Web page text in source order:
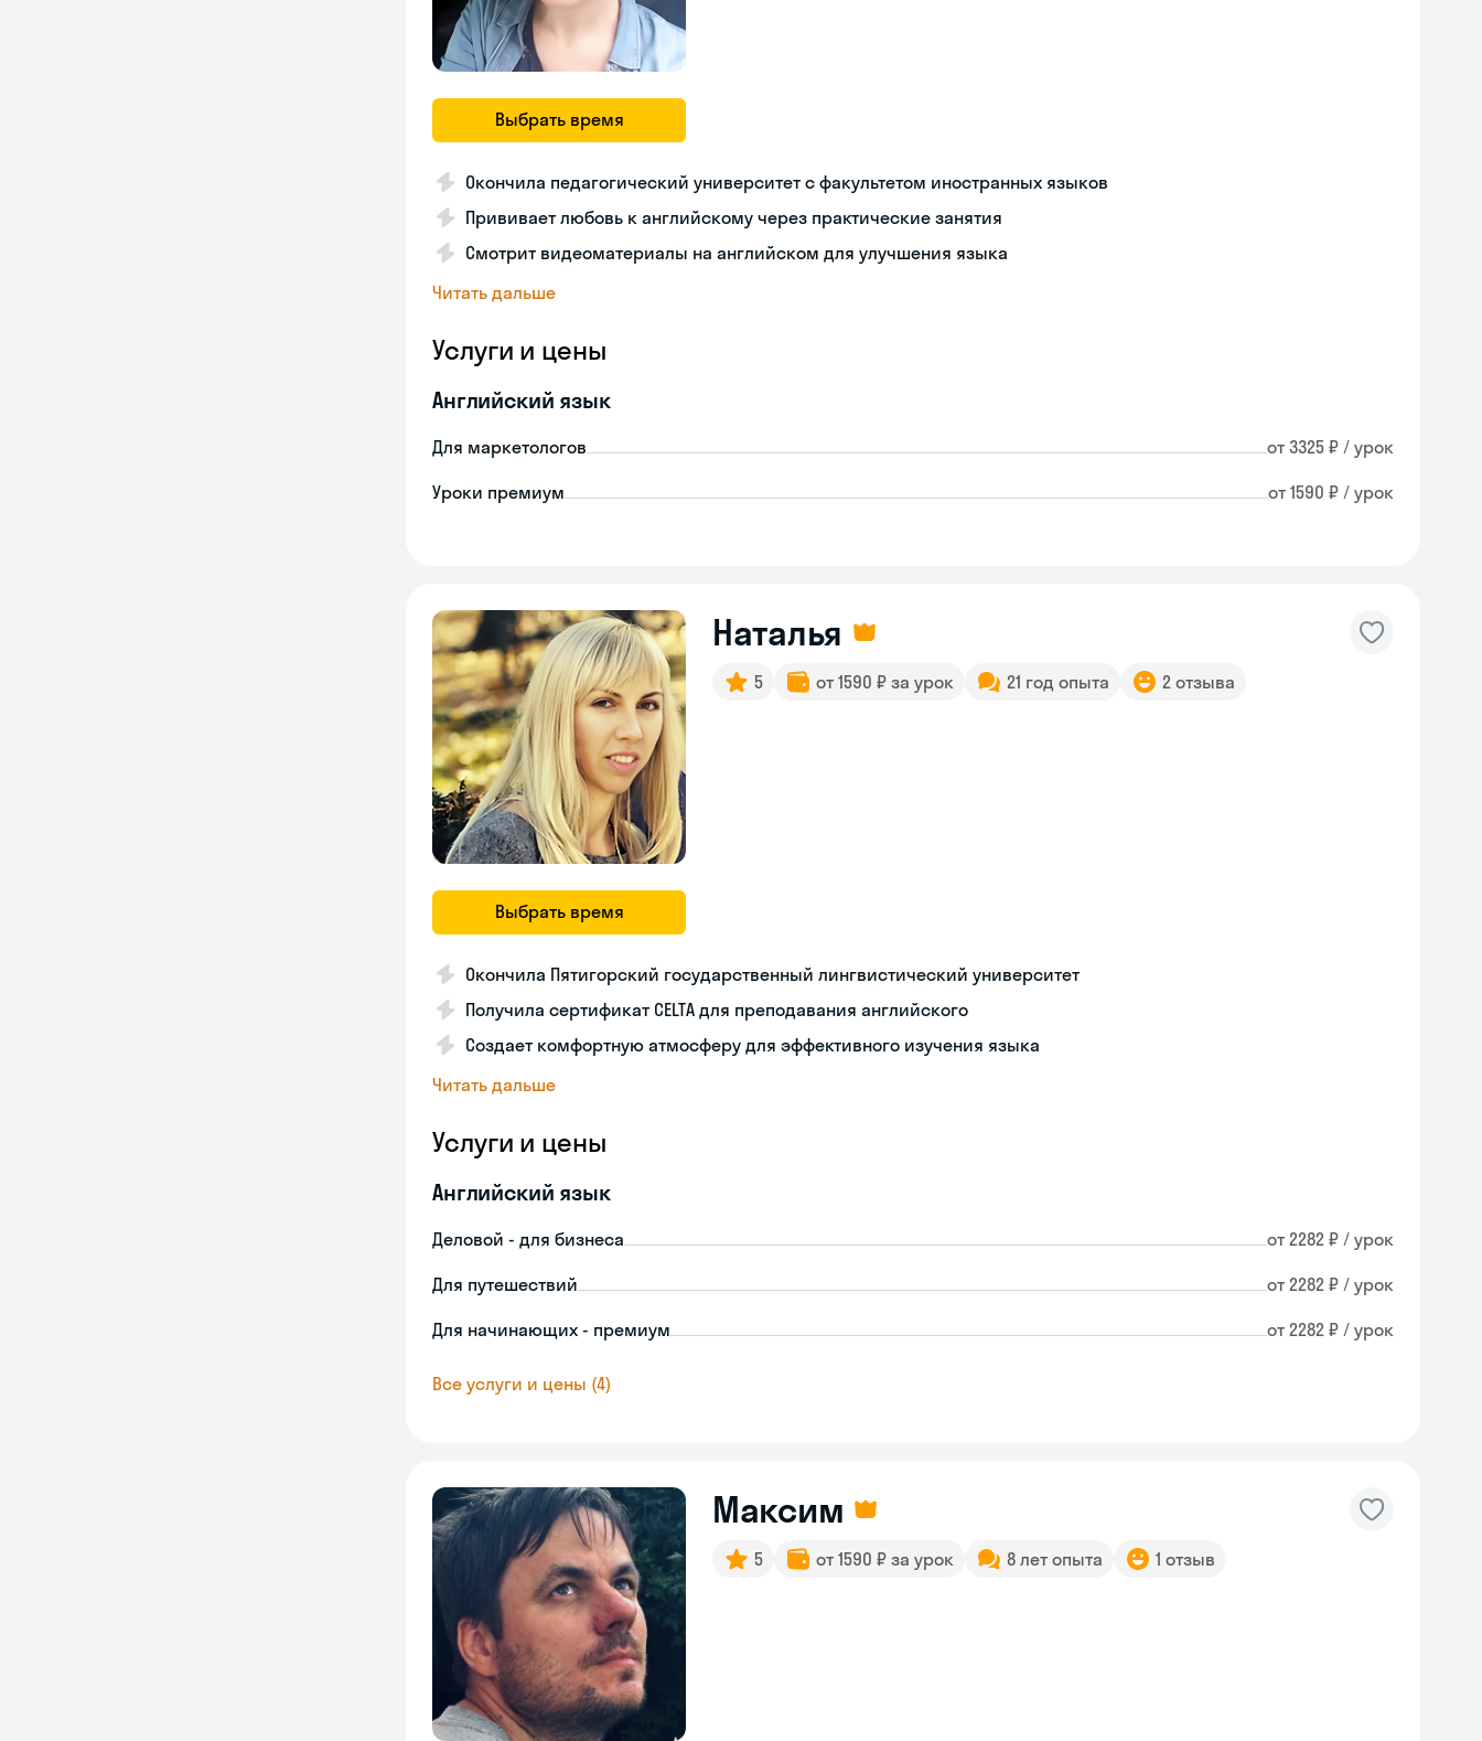
Выбрать время
Окончила педагогический университет с факультетом иностранных языков
Прививает любовь к английскому через практические занятия
Смотрит видеоматериалы на английском для улучшения языка
Читать дальше
Услуги и цены
Английский язык
Для маркетологов от 3325 ₽ / урок
Уроки премиум от 1590 ₽ / урок
Выбрать время
Наталья
5 от 1590 ₽ за урок 21 год опыта 2 отзыва
Окончила Пятигорский государственный лингвистический университет
Получила сертификат CELTA для преподавания английского
Создает комфортную атмосферу для эффективного изучения языка
Читать дальше
Услуги и цены
Английский язык
Деловой - для бизнеса от 2282 ₽ / урок
Для путешествий от 2282 ₽ / урок
Для начинающих - премиум от 2282 ₽ / урок
Все услуги и цены (4)
Максим
5 от 1590 ₽ за урок 8 лет опыта 1 отзыв